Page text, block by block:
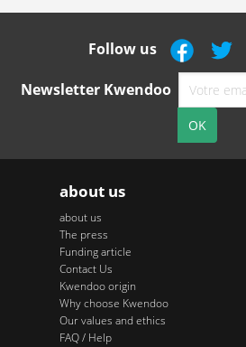
Follow us
Newsletter Kwendoo
about us
about us
The press
Funding article
Contact Us
Kwendoo origin
Why choose Kwendoo
Our values and ethics
FAQ / Help